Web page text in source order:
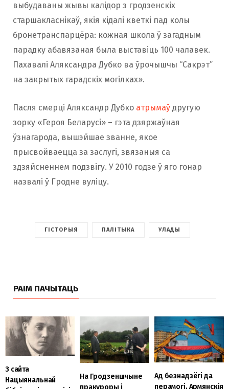
выбудаваны жывы калідор з гродзенскіх
старшакласнікаў, якія кідалі кветкі пад колы
бронетранспарцёра: кожная школа ў загадным
парадку абавязаная была выставіць 100 чалавек.
Пахавалі Аляксандра Дубко ва ўрочышчы “Сакрэт”
на закрытых гарадскіх могілках».
Пасля смерці Аляксандр Дубко атрымаў другую
зорку «Героя Беларусі» – гэта дзяржаўная
ўзнагарода, вышэйшае званне, якое
прысвойваецца за заслугі, звязаныя са
здзяйсненнем подзвігу. У 2010 годзе ў яго гонар
назвалі ў Гродне вуліцу.
ГІСТОРЫЯ ПАЛІТЫКА УЛАДЫ
РАІМ ПАЧЫТАЦЬ
З сайта
Нацыянальнай
На Гродзеншчыне
пракуроры і
Ад безнадзёгі да
перамогі. Армянскія